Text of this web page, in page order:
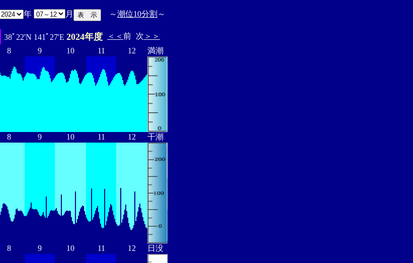
年 月 ～潮位10分割 ～
38ﾟ22'N 141ﾟ27'E 2024年度 ＜＜ 前 次 ＞＞
8 9 10 11 12 満潮
8 9 10 11 12 干潮
8 9 10 11 12 日没